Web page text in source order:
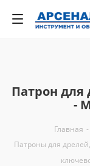
Патрон для
-
Главная -
Патроны для